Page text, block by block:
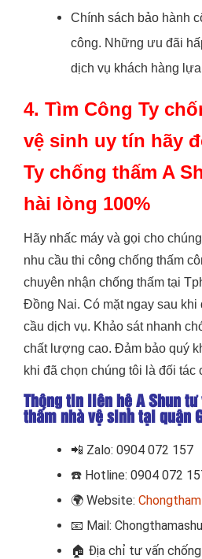
Chính sách bảo hành
công. Những ưu đãi
dịch vụ khách hàng
4. Tìm Công Ty
vệ sinh uy tín hãy
Ty chống thấm A
hài lòng 100%
Hãy nhấc máy và gọi cho
nhu cầu thi công chống thấm
chuyên nhận chống thấm tại
Đồng Nai. Có mặt ngay sau khi
cầu dịch vụ. Khảo sát nhanh
chất lượng cao. Đảm bảo quý
khi đã chọn chúng tôi là đối tác
Thông tin liên hệ A Shun
thấm nhà vệ sinh tại quận
📲 Zalo: 0904 072 157
☎️ Hotline: 0904 072
🌍 Website:
📧 Mail:
🏠 Địa chỉ tư vấn